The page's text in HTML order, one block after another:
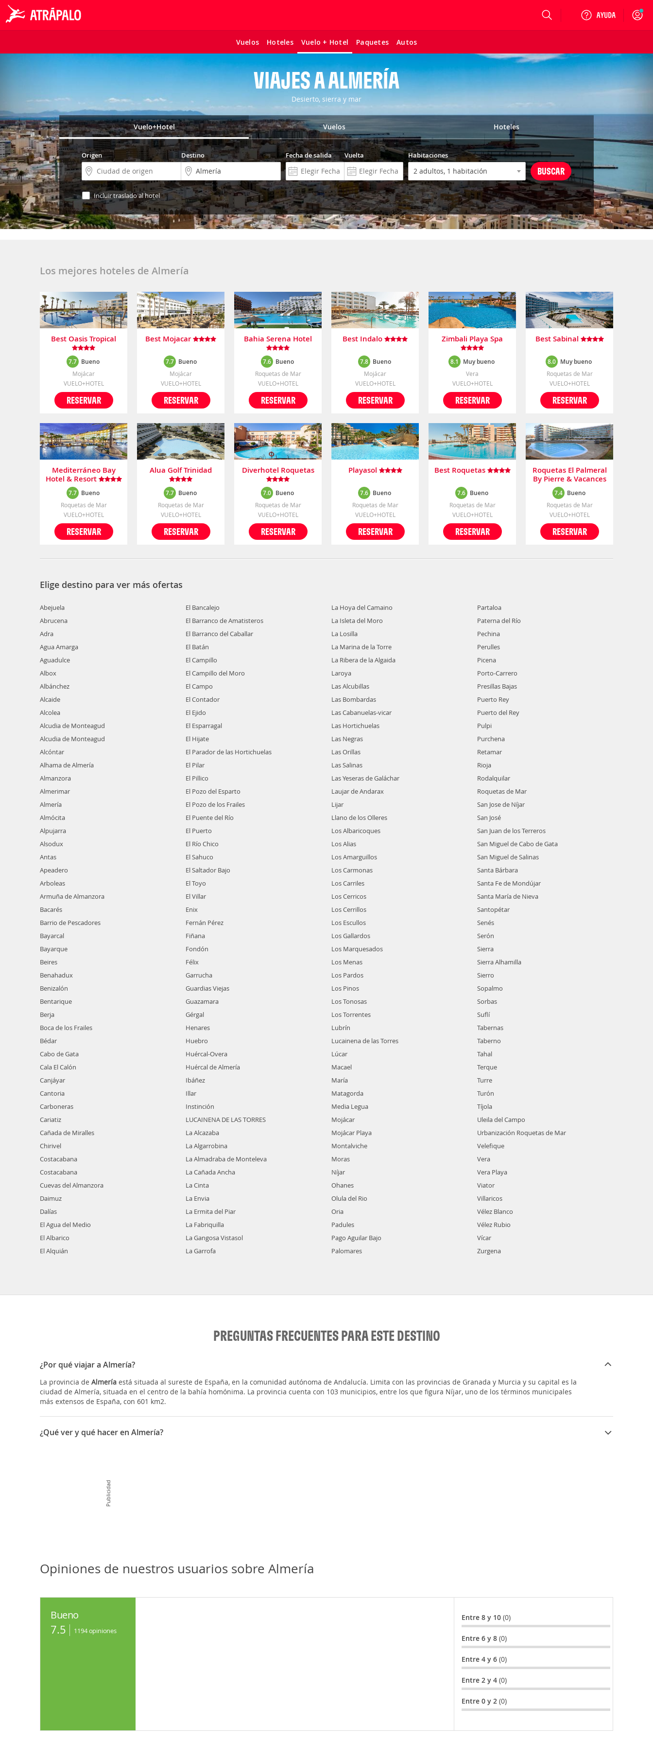
Vuelos Hoteles Vuelo + Hotel Paquetes Autos
Login
VIAJES A ALMERÍA
Desierto, sierra y mar
Vuelo+Hotel Vuelos Hoteles
Origen Destino Fecha de salida Vuelta Habitaciones
Incluir traslado al hotel
Los mejores hoteles de Almería
Best Oasis Tropical
7.7 Bueno
Mojácar
VUELO+HOTEL
RESERVAR
Best Mojacar
7.7 Bueno
Mojácar
VUELO+HOTEL
RESERVAR
Bahia Serena Hotel
7.6 Bueno
Roquetas de Mar
VUELO+HOTEL
RESERVAR
Best Indalo
7.8 Bueno
Mojácar
VUELO+HOTEL
RESERVAR
Zimbali Playa Spa
8.1 Muy bueno
Vera
VUELO+HOTEL
RESERVAR
Best Sabinal
8.0 Muy bueno
Roquetas de Mar
VUELO+HOTEL
RESERVAR
Mediterráneo Bay
Hotel & Resort
7.7 Bueno
Roquetas de Mar
VUELO+HOTEL
RESERVAR
Alua Golf Trinidad
7.7 Bueno
Roquetas de Mar
VUELO+HOTEL
RESERVAR
Diverhotel Roquetas
7.0 Bueno
Roquetas de Mar
VUELO+HOTEL
RESERVAR
Playasol
7.6 Bueno
Roquetas de Mar
VUELO+HOTEL
RESERVAR
Best Roquetas
7.6 Bueno
Roquetas de Mar
VUELO+HOTEL
RESERVAR
Roquetas El Palmeral
By Pierre & Vacances
7.4 Bueno
Roquetas de Mar
VUELO+HOTEL
RESERVAR
Elige destino para ver más ofertas
Abejuela
Abrucena
Adra
Agua Amarga
Aguadulce
Albox
Albánchez
Alcaide
Alcolea
Alcudia de Monteagud
Alcudia de Monteagud
Alcóntar
Alhama de Almería
Almanzora
Almerimar
Almería
Almócita
Alpujarra
Alsodux
Antas
Apeadero
Arboleas
Armuña de Almanzora
Bacarés
Barrio de Pescadores
Bayarcal
Bayarque
Beires
Benahadux
Benizalón
Bentarique
Berja
Boca de los Frailes
Bédar
Cabo de Gata
Cala El Calón
Canjáyar
Cantoria
Carboneras
Cariatiz
Cañada de Miralles
Chirivel
Costacabana
Costacabana
Cuevas del Almanzora
Daimuz
Dalías
El Agua del Medio
El Albarico
El Alquián
El Bancalejo
El Barranco de Amatisteros
El Barranco del Caballar
El Batán
El Campillo
El Campillo del Moro
El Campo
El Contador
El Ejido
El Esparragal
El Hijate
El Parador de las Hortichuelas
El Pilar
El Pillico
El Pozo del Esparto
El Pozo de los Frailes
El Puente del Río
El Puerto
El Río Chico
El Sahuco
El Saltador Bajo
El Toyo
El Villar
Enix
Fernán Pérez
Fiñana
Fondón
Félix
Garrucha
Guardias Viejas
Guazamara
Gérgal
Henares
Huebro
Huércal-Overa
Huércal de Almería
Ibáñez
Illar
Instinción
LUCAINENA DE LAS TORRES
La Alcazaba
La Algarrobina
La Almadraba de Monteleva
La Cañada Ancha
La Cinta
La Envia
La Ermita del Piar
La Fabriquilla
La Gangosa Vistasol
La Garrofa
La Hoya del Camaino
La Isleta del Moro
La Losilla
La Marina de la Torre
La Ribera de la Algaida
Laroya
Las Alcubillas
Las Bombardas
Las Cabanuelas-vicar
Las Hortichuelas
Las Negras
Las Orillas
Las Salinas
Las Yeseras de Galáchar
Laujar de Andarax
Lijar
Llano de los Olleres
Los Albaricoques
Los Alias
Los Amarguillos
Los Carmonas
Los Carriles
Los Cerricos
Los Cerrillos
Los Escullos
Los Gallardos
Los Marquesados
Los Menas
Los Pardos
Los Pinos
Los Tonosas
Los Torrentes
Lubrín
Lucainena de las Torres
Lúcar
Macael
María
Matagorda
Media Legua
Mojácar
Mojácar Playa
Montalviche
Moras
Níjar
Ohanes
Olula del Rio
Oria
Padules
Pago Aguilar Bajo
Palomares
Partaloa
Paterna del Río
Pechina
Perulles
Picena
Porto-Carrero
Presillas Bajas
Puerto Rey
Puerto del Rey
Pulpi
Purchena
Retamar
Rioja
Rodalquilar
Roquetas de Mar
San Jose de Níjar
San José
San Juan de los Terreros
San Miguel de Cabo de Gata
San Miguel de Salinas
Santa Bárbara
Santa Fe de Mondújar
Santa María de Nieva
Santopétar
Senés
Serón
Sierra
Sierra Alhamilla
Sierro
Sopalmo
Sorbas
Suflí
Tabernas
Taberno
Tahal
Terque
Turre
Turón
Tíjola
Uleila del Campo
Urbanización Roquetas de Mar
Velefique
Vera
Vera Playa
Viator
Villaricos
Vélez Blanco
Vélez Rubio
Vícar
Zurgena
PREGUNTAS FRECUENTES PARA ESTE DESTINO
¿Por qué viajar a Almería?
La provincia de Almería está situada al sureste de España, en la comunidad autónoma de Andalucía. Limita con las provincias de Granada y Murcia y su capital es la
ciudad de Almería, situada en el centro de la bahía homónima. La provincia cuenta con 103 municipios, entre los que figura Níjar, uno de los términos municipales
más extensos de España, con 601 km2.
¿Qué ver y qué hacer en Almería?
Se encuentra en el sureste de la Península Ibérica, a orillas del mar Mediterráneo. Un litoral de 200 km de playas que se extienden desde Pulpí en el levante, hasta
Adra en el poniente. El poniente almeriense desciende desde la Sierra de Gádor para fundirse con el Mediterráneo entre extensas y bellísimas playas. Más de 70 km
Publicidad
Opiniones de nuestros usuarios sobre Almería
Bueno
7.5 1194opiniones
Entre 8 y 10 (0)
Entre 6 y 8 (0)
Entre 4 y 6 (0)
Entre 2 y 4 (0)
Entre 0 y 2 (0)